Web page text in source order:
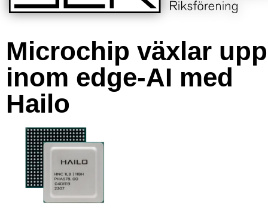
Microchip växlar upp
inom edge-AI med
Hailo